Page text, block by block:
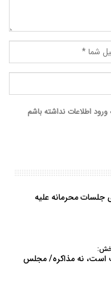
اطلاعات نداشته باشم
جلسات محرمانه علیه
است، نه مذاکره/ مجلس